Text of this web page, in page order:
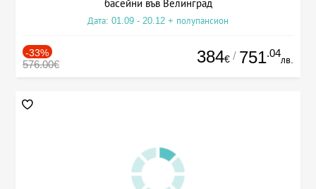
басейни във Велинград
Дата: 01.09 - 20.12 + полупансион
-33%
576.00€ 384€ / 751.04
лв.